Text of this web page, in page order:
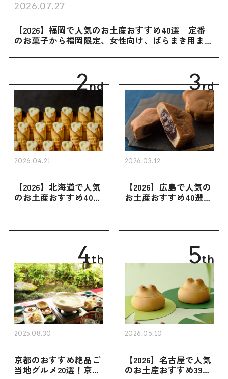
2026.07.27
【2026】福岡で人気のお土産おすすめ40選｜定番
のお菓子から福岡限定、女性向け、ばらまき用まで
2nd
2026.04.21
【2026】北海道で人気
のお土産おすすめ40選
買えない限定品、女性
3rd
2026.03.12
【2026】広島で人気の
お土産おすすめ40選｜
き用、女性向けまで幅
4th
2025.08.30
京都のおすすめ絶品ご
当地グルメ20選！京都
5th
2026.06.10
【2026】名古屋で人気
のお土産おすすめ39選